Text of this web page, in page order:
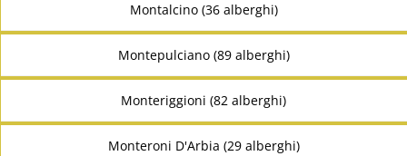
Montalcino (36 alberghi)
Montepulciano (89 alberghi)
Monteriggioni (82 alberghi)
Monteroni D'Arbia (29 alberghi)